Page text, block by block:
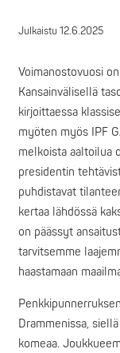
Julkaistu 12.6.2025
Voimanostovuosi
Kansainvälisellä
kirjoittaessa
myöten myös IPF
melkoista aaltoilua
presidentin
puhdistavat
kertaa lähdössä
on päässyt
tarvitsemme
haastamaan
Drammenissa,
komeaa.